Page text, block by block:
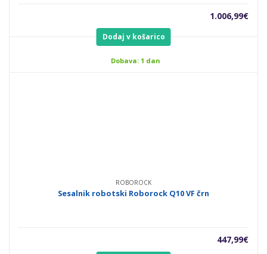
1.006,99€
Dodaj v košarico
Dobava: 1 dan
ROBOROCK
Sesalnik robotski Roborock Q10 VF črn
447,99€